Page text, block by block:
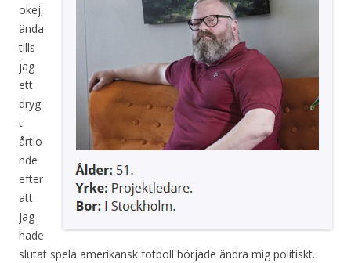
okej,
ända
tills
jag
ett
dryg
t
årtio
nde
efter
att
jag
hade
slutat spela amerikansk fotboll började ändra mig politiskt.